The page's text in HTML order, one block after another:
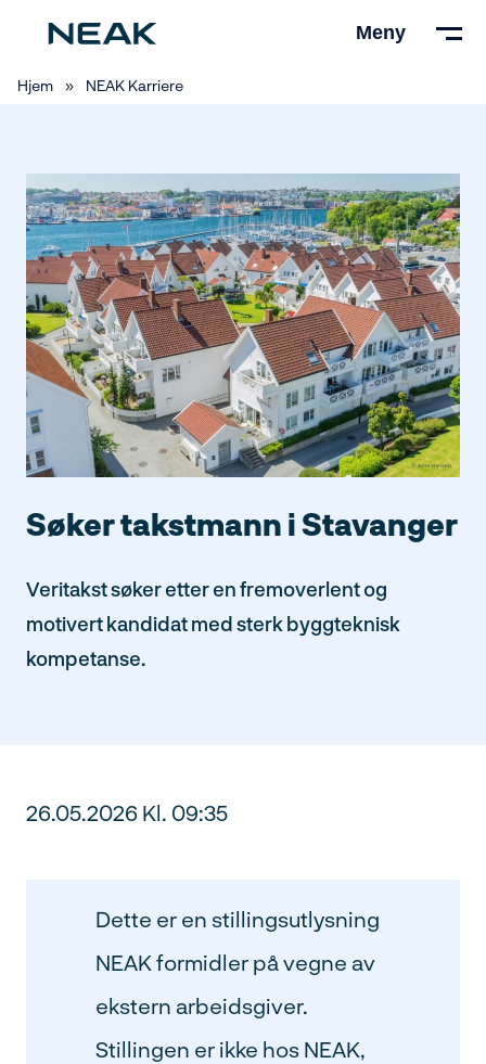
hovedinnhold
Meny
Hjem » NEAK Karriere
Søker takstmann i Stavanger
Veritakst søker etter en fremoverlent og
motivert kandidat med sterk byggteknisk
kompetanse.
26.05.2026 Kl. 09:35
Dette er en stillingsutlysning
NEAK formidler på vegne av
ekstern arbeidsgiver.
Stillingen er ikke hos NEAK,